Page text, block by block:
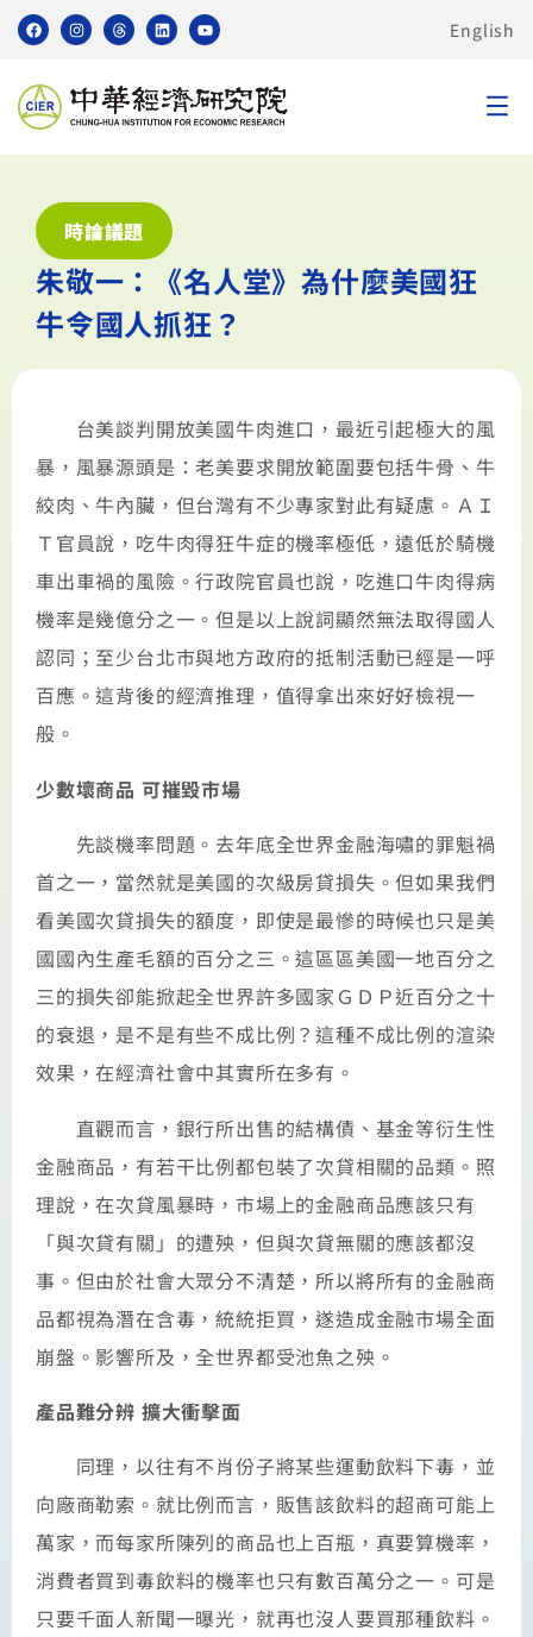
English
時論議題
朱敬一：《名人堂》為什麼美國狂
牛令國人抓狂？
台美談判開放美國牛肉進口，最近引起極大的風
暴，風暴源頭是：老美要求開放範圍要包括牛骨、牛
絞肉、牛內臟，但台灣有不少專家對此有疑慮。ＡＩ
Ｔ官員說，吃牛肉得狂牛症的機率極低，遠低於騎機
車出車禍的風險。行政院官員也說，吃進口牛肉得病
機率是幾億分之一。但是以上說詞顯然無法取得國人
認同；至少台北市與地方政府的抵制活動已經是一呼
百應。這背後的經濟推理，值得拿出來好好檢視一
般。
少數壞商品 可摧毀市場
先談機率問題。去年底全世界金融海嘯的罪魁禍
首之一，當然就是美國的次級房貸損失。但如果我們
看美國次貸損失的額度，即使是最慘的時候也只是美
國國內生產毛額的百分之三。這區區美國一地百分之
三的損失卻能掀起全世界許多國家ＧＤＰ近百分之十
的衰退，是不是有些不成比例？這種不成比例的渲染
效果，在經濟社會中其實所在多有。
直觀而言，銀行所出售的結構債、基金等衍生性
金融商品，有若干比例都包裝了次貸相關的品類。照
理說，在次貸風暴時，市場上的金融商品應該只有
「與次貸有關」的遭殃，但與次貸無關的應該都沒
事。但由於社會大眾分不清楚，所以將所有的金融商
品都視為潛在含毒，統統拒買，遂造成金融市場全面
崩盤。影響所及，全世界都受池魚之殃。
產品難分辨 擴大衝擊面
同理，以往有不肖份子將某些運動飲料下毒，並
向廠商勒索。就比例而言，販售該飲料的超商可能上
萬家，而每家所陳列的商品也上百瓶，真要算機率，
消費者買到毒飲料的機率也只有數百萬分之一。可是
只要千面人新聞一曝光，就再也沒人要買那種飲料。